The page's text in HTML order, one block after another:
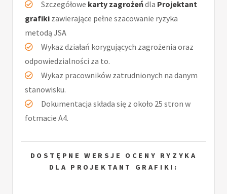
Szczegółowe karty zagrożeńdla Projektant
grafiki zawierające pełne szacowanie ryzyka
metodą JSA
Wykaz działań korygujących zagrożenia oraz
odpowiedzialności za to.
Wykaz pracowników zatrudnionych na danym
stanowisku.
Dokumentacja składa się z około 25 stron w
fotmacie A4.
DOSTĘPNE WERSJE OCENY RYZYKA
DLA PROJEKTANT GRAFIKI: